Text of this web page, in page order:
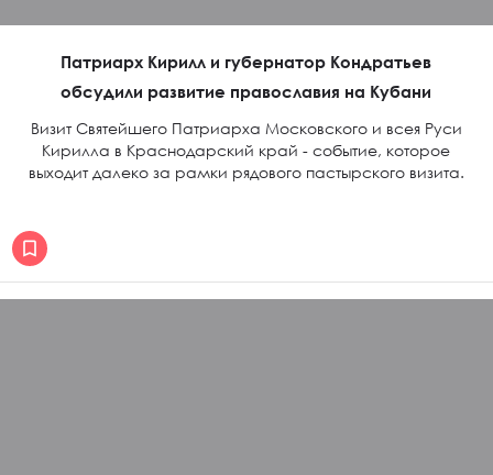
Патриарх Кирилл и губернатор Кондратьев
обсудили развитие православия на Кубани
Визит Святейшего Патриарха Московского и всея Руси
Кирилла в Краснодарский край - событие, которое
выходит далеко за рамки рядового пастырского визита.